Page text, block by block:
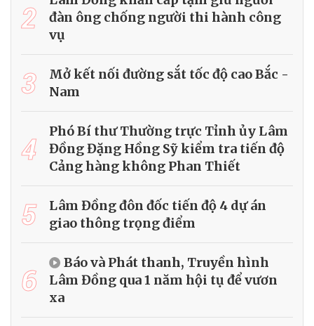
2
đàn ông chống người thi hành công
vụ
3
Mở kết nối đường sắt tốc độ cao Bắc -
Nam
4
Phó Bí thư Thường trực Tỉnh ủy Lâm
Đồng Đặng Hồng Sỹ kiểm tra tiến độ
Cảng hàng không Phan Thiết
5
Lâm Đồng đôn đốc tiến độ 4 dự án
giao thông trọng điểm
6
Báo và Phát thanh, Truyền hình
Lâm Đồng qua 1 năm hội tụ để vươn
xa